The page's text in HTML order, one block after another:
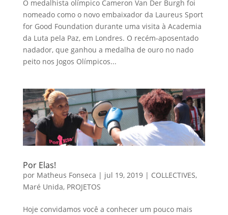
O medalhista olímpico Cameron Van Der Burgh foi
nomeado como o novo embaixador da Laureus Sport
for Good Foundation durante uma visita à Academia
da Luta pela Paz, em Londres. O recém-aposentado
nadador, que ganhou a medalha de ouro no nado
peito nos Jogos Olímpicos...
Por Elas!
por Matheus Fonseca | jul 19, 2019| COLLECTIVES,
Maré Unida, PROJETOS
Hoje convidamos você a conhecer um pouco mais